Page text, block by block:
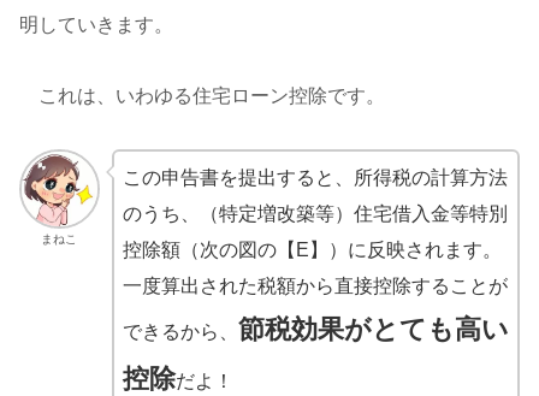
明していきます。
これは、いわゆる住宅ローン控除です。
まねこ
この申告書を提出すると、所得税の計算方法
のうち、（特定増改築等）住宅借入金等特別
控除額（次の図の【E】）に反映されます。
一度算出された税額から直接控除することが
できるから、 節税効果がとても高い
控除だよ！